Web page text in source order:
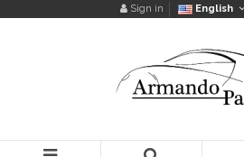
Sign in English